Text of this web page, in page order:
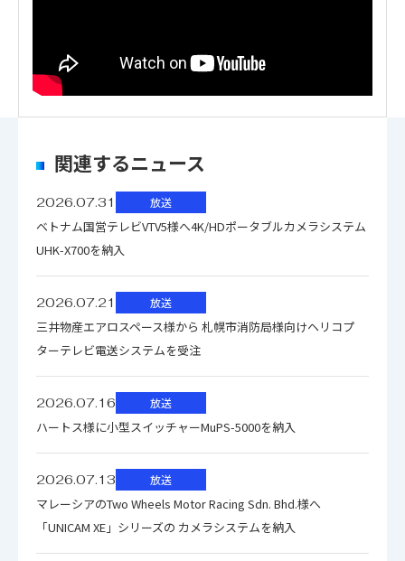
・
アイコンのファイルは個人情報の入力が必須と
なります。「選択する」をクリックしてください。
のアイコンの場合はファイル名をクリックするとダウン
ロードできます。
複数のファイルをダウンロードする場合、選択するボタン
を押してください。（個人情報の入力が必要）
ファイル名
関連するニュース
2026.07.31 放送
ベトナム国営テレビVTV5様へ4K/HDポータブルカメラシステム
UHK-X700を納入
2026.07.21 放送
三井物産エアロスペース様から 札幌市消防局様向けヘリコプ
ターテレビ電送システムを受注
2026.07.16 放送
ハートス様に小型スイッチャーMuPS-5000を納入
2026.07.13 放送
マレーシアのTwo Wheels Motor Racing Sdn. Bhd.様へ
「UNICAM XE」シリーズの カメラシステムを納入